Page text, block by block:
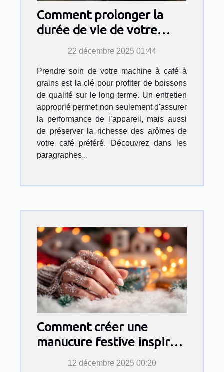
Comment prolonger la
durée de vie de votre
machine à café à grains ?
22 décembre 2025 01:44
Prendre soin de votre machine à café à
grains est la clé pour profiter de boissons
de qualité sur le long terme. Un entretien
approprié permet non seulement d'assurer
la performance de l’appareil, mais aussi
de préserver la richesse des arômes de
votre café préféré. Découvrez dans les
paragraphes...
Comment créer une
manucure festive inspirée
par l'esprit de Noël ?
12 décembre 2025 00:20